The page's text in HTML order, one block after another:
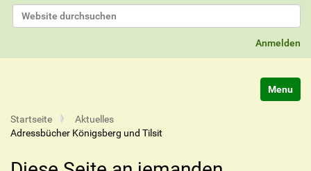
Website durchsuchen
Anmelden
Startseite
Aktuelles
Adressbücher Königsberg und Tilsit